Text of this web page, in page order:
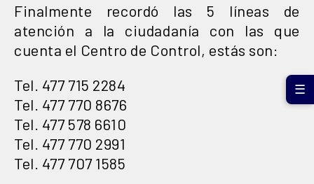
Finalmente recordó las 5 líneas de
atención a la ciudadanía con las que
cuenta el Centro de Control, estás son:
Tel. 477 715 2284
Tel. 477 770 8676
Tel. 477 578 6610
Tel. 477 770 2991
Tel. 477 707 1585
☰